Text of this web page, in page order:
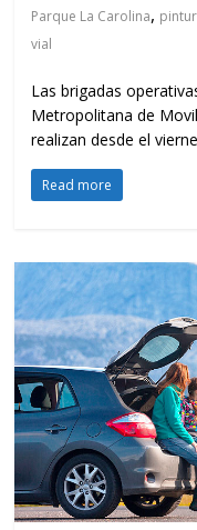
Parque La Carolina,
vial
Las brigadas
Metropolitana de
realizan desde el
Read more